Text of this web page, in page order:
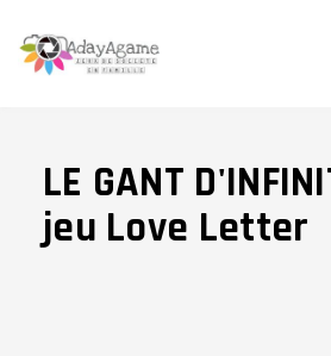
LE GANT
jeu Love Letter